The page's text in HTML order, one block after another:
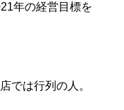
年の経営目標を
では行列の人。